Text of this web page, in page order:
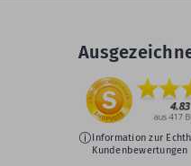
Information zur
Kundenbewertungen